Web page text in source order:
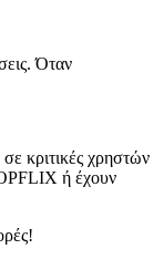
Όταν
κριτικές χρηστών
ή έχουν